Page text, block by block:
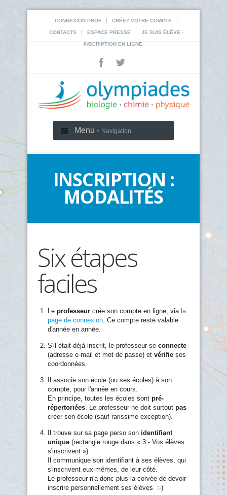
CONNEXION PROF | CRÉEZ VOTRE COMPTE |
CONTACTS | ESPACE PRESSE | JE SUIS ÉLÈVE -
INSCRIPTION EN LIGNE
Menu - Navigation
INSCRIPTION :
MODALITÉS
Six étapes
faciles
Le professeur crée son compte en ligne, via la
page de connexion. Ce compte reste valable
d'année en année.
S'il était déjà inscrit, le professeur se connecte
(adresse e-mail et mot de passe) et vérifie ses
coordonnées.
Il associe son école (ou ses écoles) à son
compte, pour l'année en cours.
En principe, toutes les écoles sont pré-
répertoriées. Le professeur ne doit surtout pas
créer son école (sauf rarissime exception).
Il trouve sur sa page perso son identifiant
unique (rectangle rouge dans « 3 - Vos élèves
s'inscrivent »).
Il communique son identifiant à ses élèves, qui
s'inscrivent eux-mêmes, de leur côté.
Le professeur n'a donc plus la corvée de devoir
inscrire personnellement ses élèves :-)